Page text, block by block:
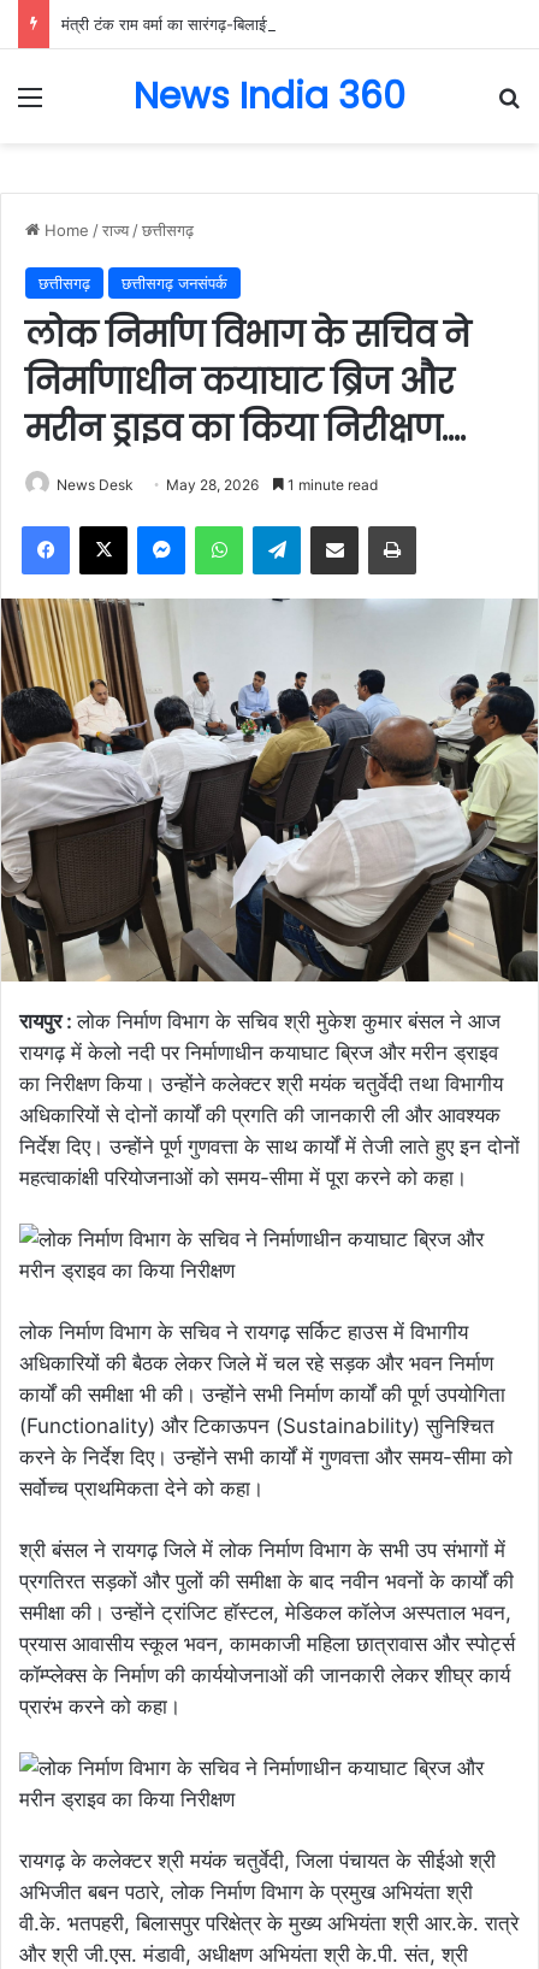
Menu News India 360
Home /राज्य /छत्तीसगढ़
छत्तीसगढ़ छत्तीसगढ़ जनसंपर्क
लोक निर्माण विभाग के सचिव ने
निर्माणाधीन कयाघाट ब्रिज और
मरीन ड्राइव का किया निरीक्षण….
News Desk May 28, 2026 1 minute read
Facebook
X MessengerWhatsAppTelegramShare via Email Print
रायपुर :लोक निर्माण विभाग के सचिव श्री मुकेश कुमार बंसल ने आज
रायगढ़ में केलो नदी पर निर्माणाधीन कयाघाट ब्रिज और मरीन ड्राइव
का निरीक्षण किया। उन्होंने कलेक्टर श्री मयंक चतुर्वेदी तथा विभागीय
अधिकारियों से दोनों कार्यों की प्रगति की जानकारी ली और आवश्यक
निर्देश दिए। उन्होंने पूर्ण गुणवत्ता के साथ कार्यों में तेजी लाते हुए इन दोनों
महत्वाकांक्षी परियोजनाओं को समय-सीमा में पूरा करने को कहा।
लोक निर्माण विभाग के सचिव ने रायगढ़ सर्किट हाउस में विभागीय
अधिकारियों की बैठक लेकर जिले में चल रहे सड़क और भवन निर्माण
कार्यों की समीक्षा भी की। उन्होंने सभी निर्माण कार्यों की पूर्ण उपयोगिता
(Functionality) और टिकाऊपन (Sustainability) सुनिश्चित
करने के निर्देश दिए। उन्होंने सभी कार्यों में गुणवत्ता और समय-सीमा को
सर्वोच्च प्राथमिकता देने को कहा।
श्री बंसल ने रायगढ़ जिले में लोक निर्माण विभाग के सभी उप संभागों में
प्रगतिरत सड़कों और पुलों की समीक्षा के बाद नवीन भवनों के कार्यों की
समीक्षा की। उन्होंने ट्रांजिट हॉस्टल, मेडिकल कॉलेज अस्पताल भवन,
प्रयास आवासीय स्कूल भवन, कामकाजी महिला छात्रावास और स्पोर्ट्स
कॉम्प्लेक्स के निर्माण की कार्ययोजनाओं की जानकारी लेकर शीघ्र कार्य
प्रारंभ करने को कहा।
रायगढ़ के कलेक्टर श्री मयंक चतुर्वेदी, जिला पंचायत के सीईओ श्री
अभिजीत बबन पठारे, लोक निर्माण विभाग के प्रमुख अभियंता श्री
वी.के. भतपहरी, बिलासपुर परिक्षेत्र के मुख्य अभियंता श्री आर.के. रात्रे
और श्री जी.एस. मंडावी, अधीक्षण अभियंता श्री के.पी. संत, श्री